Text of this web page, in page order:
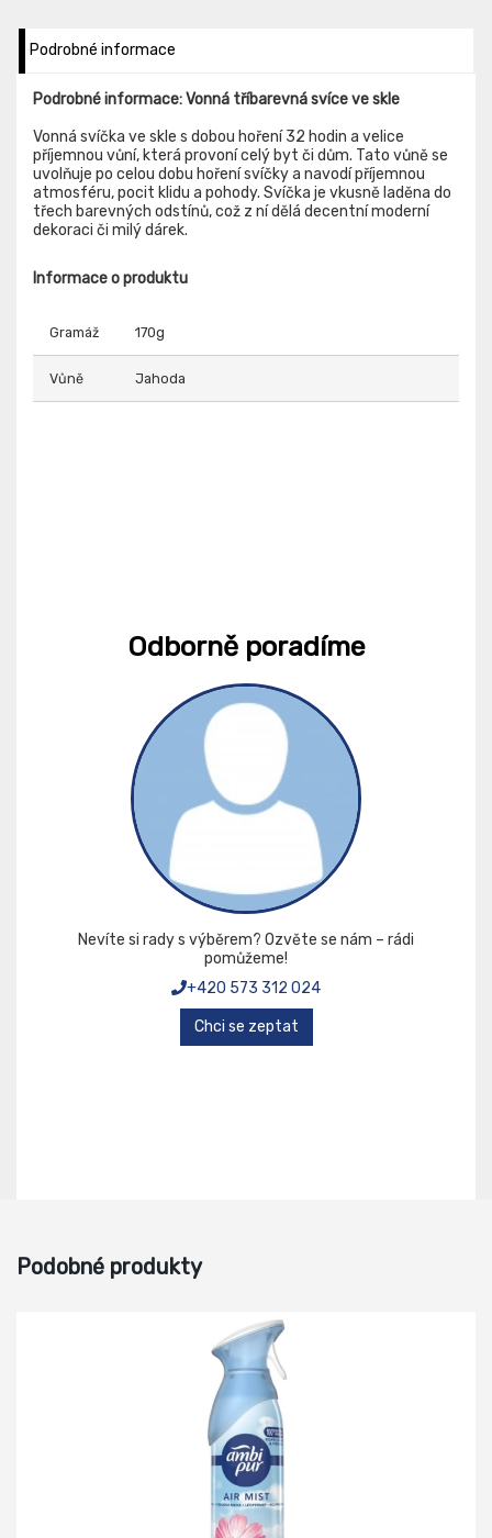
Podrobné informace
Podrobné informace: Vonná tříbarevná svíce ve skle
Vonná svíčka ve skle s dobou hoření 32 hodin a velice
příjemnou vůní, která provoní celý byt či dům. Tato vůně se
uvolňuje po celou dobu hoření svíčky a navodí příjemnou
atmosféru, pocit klidu a pohody. Svíčka je vkusně laděna do
třech barevných odstínů, což z ní dělá decentní moderní
dekoraci či milý dárek.
Informace o produktu
Gramáž 170g
Vůně Jahoda
Odborně poradíme
Nevíte si rady s výběrem? Ozvěte se nám – rádi
pomůžeme!
+420 573 312 024
Chci se zeptat
Podobné produkty